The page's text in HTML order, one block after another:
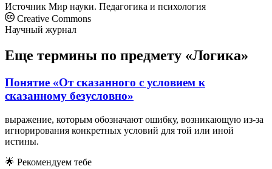
Источник Мир науки. Педагогика и психология
Creative Commons
Научный журнал
Еще термины по предмету «Логика»
Понятие «От сказанного с условием к
сказанному безусловно»
выражение, которым обозначают ошибку, возникающую из-за
игнорирования конкретных условий для той или иной
истины.
🌟 Рекомендуем тебе